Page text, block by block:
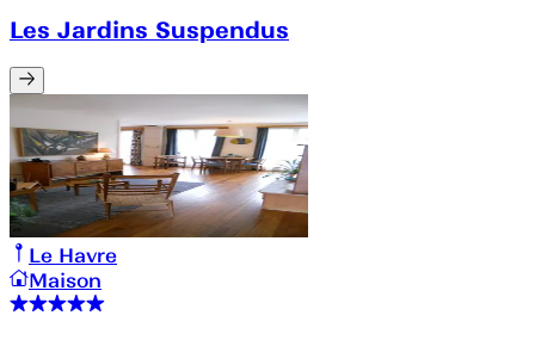
Les Jardins Suspendus
Le Havre
Maison